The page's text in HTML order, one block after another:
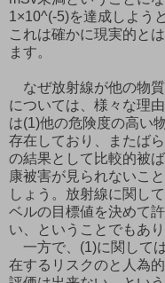
1×10^(-5)を達成しよう
これは確かに現実的と
ます。
なぜ放射線が他の物
については、様々な理
は(1)他の危険度の高い
存在しており、またば
の結果として比較的被
康被害が見られないこ
しょう。放射線に関し
ベルの目標値を決めて
い、ということでもあり
一方で、(1)に関して
在するリスクのと人為